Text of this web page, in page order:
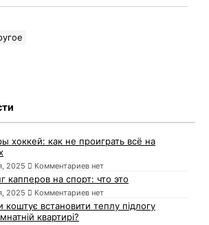
хоккей: как не проиграть всё на
2025 Комментариев нет
капперов на спорт: что это
2025 Комментариев нет
коштує встановити теплу підлогу
квартирі?